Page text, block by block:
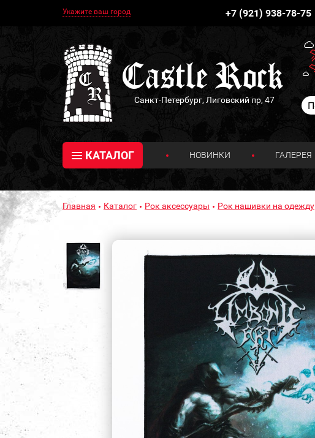
Укажите ваш город +7 (921) 938-78-75
Санкт-Петербург, Лиговский пр, 47
КАТАЛОГ НОВИНКИ ГАЛЕРЕЯ
Главная Каталог Рок аксессуары Рок нашивки на одежду